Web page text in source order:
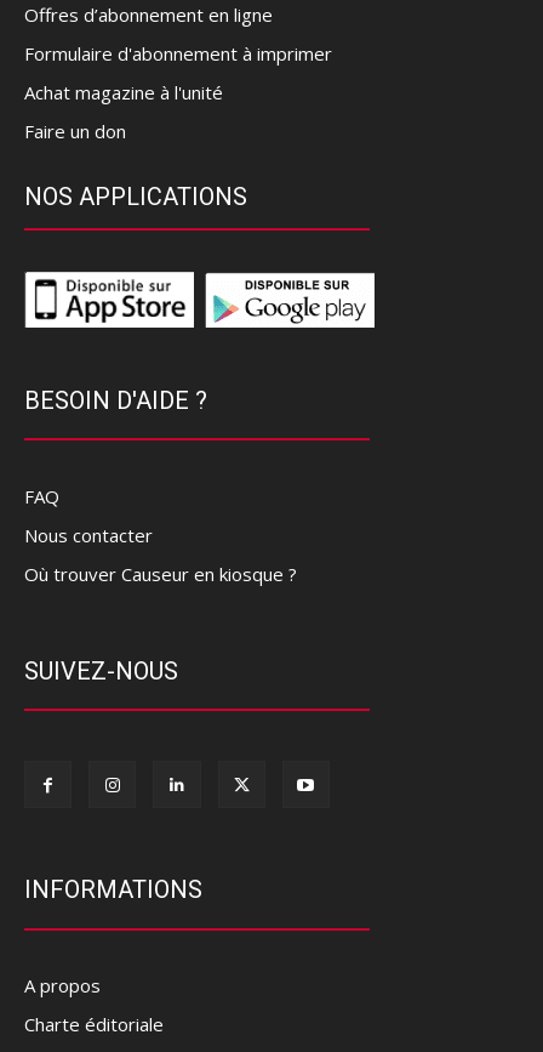
Offres d’abonnement en ligne
Formulaire d'abonnement à imprimer
Achat magazine à l'unité
Faire un don
NOS APPLICATIONS
BESOIN D'AIDE ?
FAQ
Nous contacter
Où trouver Causeur en kiosque ?
SUIVEZ-NOUS
INFORMATIONS
A propos
Charte éditoriale